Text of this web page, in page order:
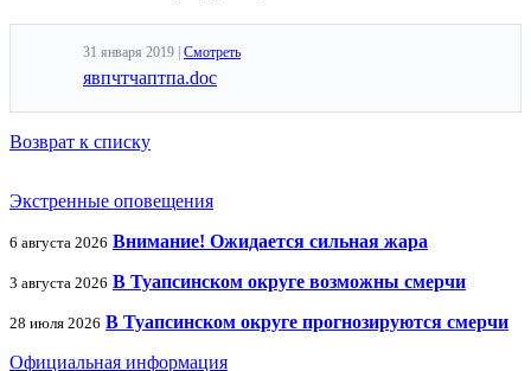
31 января 2019 | Смотреть
явпчтчаптпа.doc
Возврат к списку
Экстренные оповещения
6 августа 2026 Внимание! Ожидается сильная жара
3 августа 2026 В Туапсинском округе возможны смерчи
28 июля 2026 В Туапсинском округе прогнозируются смерчи
Официальная информация